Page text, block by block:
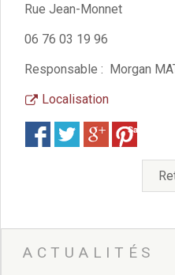
Pour venir nous
administratives
Services
Affaires Scolaires
Police
Cimetière/
Licences
Inscriptions sur
Rue Jean-Monnet
06 76 03 19 96
Responsable : Morgan
Localisation
Save
ACTUALITÉS